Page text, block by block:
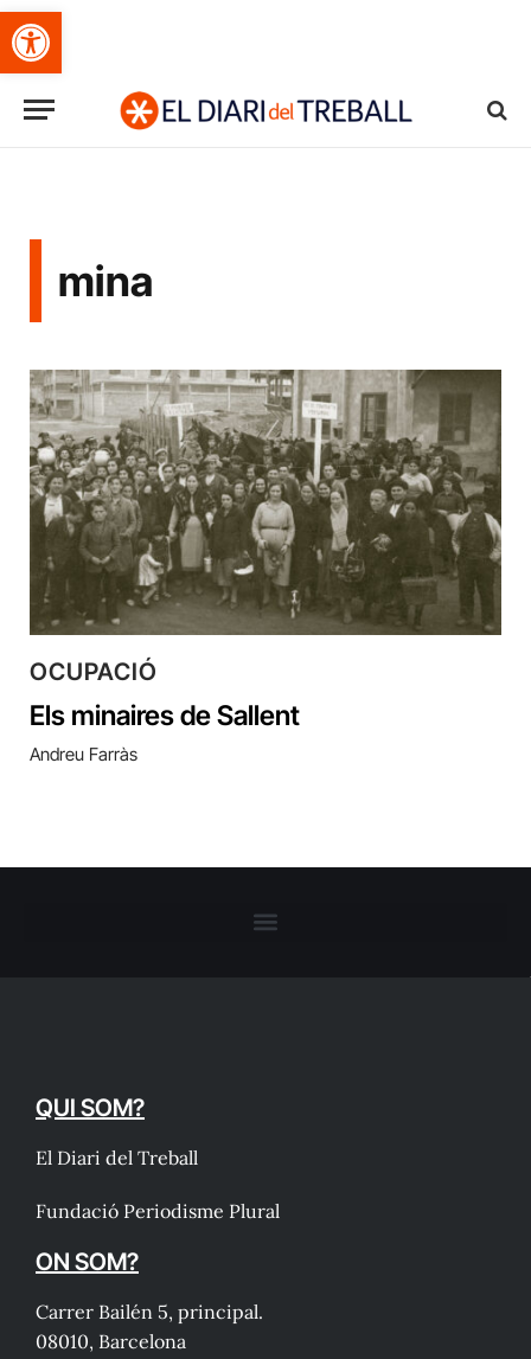
Obre la barra d'eines
mina
OCUPACIÓ
Els minaires de Sallent
Andreu Farràs
QUI SOM?
El Diari del Treball
Fundació Periodisme Plural
ON SOM?
Carrer Bailén 5, principal.
08010, Barcelona